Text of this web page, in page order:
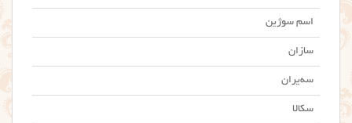
اسم سوژین
سازان
سه‌یران
سکالا